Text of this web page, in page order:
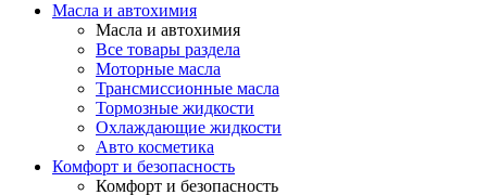
Масла и автохимия
Масла и автохимия
Все товары раздела
Моторные масла
Трансмиссионные масла
Тормозные жидкости
Охлаждающие жидкости
Авто косметика
Комфорт и безопасность
Комфорт и безопасность